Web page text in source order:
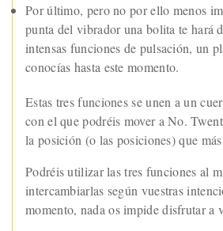
Por último, pero no por ello menos
punta del vibrador una bolita te hará
intensas funciones de pulsación, un
conocías hasta este momento.
Estas tres funciones se unen a un
con el que podréis mover a No.
la posición (o las posiciones) que
Podréis utilizar las tres funciones al
intercambiarlas según vuestras
momento, nada os impide disfrutar a